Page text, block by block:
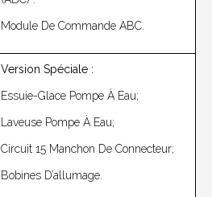
Module De Commande ABC.
Version Spéciale :
Essuie-Glace Pompe À Eau;
Laveuse Pompe À Eau;
Circuit 15 Manchon De Connecteur;
Bobines D’allumage.